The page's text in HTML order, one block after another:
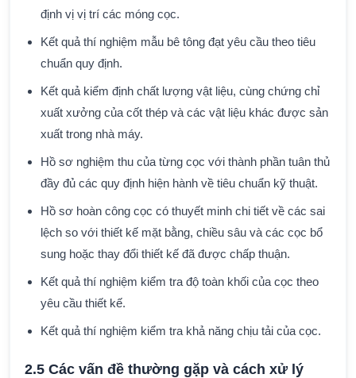
định vị vị trí các móng cọc.
Kết quả thí nghiệm mẫu bê tông đạt yêu cầu theo tiêu
chuẩn quy định.
Kết quả kiểm định chất lượng vật liệu, cùng chứng chỉ
xuất xưởng của cốt thép và các vật liệu khác được sản
xuất trong nhà máy.
Hồ sơ nghiệm thu của từng cọc với thành phần tuân thủ
đầy đủ các quy định hiện hành về tiêu chuẩn kỹ thuật.
Hồ sơ hoàn công cọc có thuyết minh chi tiết về các sai
lệch so với thiết kế mặt bằng, chiều sâu và các cọc bổ
sung hoặc thay đổi thiết kế đã được chấp thuận.
Kết quả thí nghiệm kiểm tra độ toàn khối của cọc theo
yêu cầu thiết kế.
Kết quả thí nghiệm kiểm tra khả năng chịu tải của cọc.
2.5 Các vấn đề thường gặp và cách xử lý